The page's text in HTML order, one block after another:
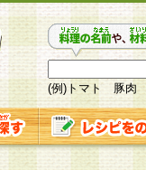
(例)トマト 豚肉